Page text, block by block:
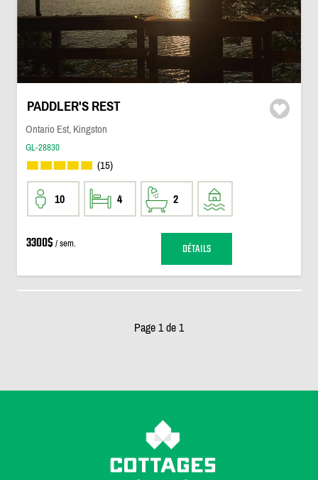
PADDLER'S REST
Ontario Est, Kingston
GL-28830
(15)
10 4 2
3300$ / sem. DÉTAILS
Page 1 de 1